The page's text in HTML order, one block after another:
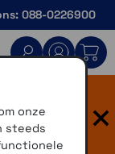
088-0226900
heeft
jasje.
×
onze
steeds